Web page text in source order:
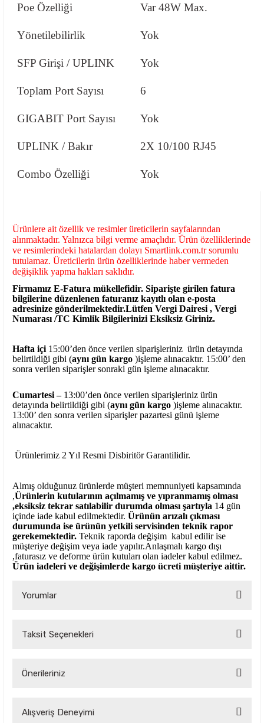
Poe Özelliği Var 48W Max.
Yönetilebilirlik Yok
SFP Girişi / UPLINK Yok
Toplam Port Sayısı 6
GIGABIT Port Sayısı Yok
UPLINK / Bakır 2X 10/100 RJ45
Combo Özelliği Yok
Ürünlere ait özellik ve resimler üreticilerin sayfalarından
alınmaktadır. Yalnızca bilgi verme amaçlıdır. Ürün özelliklerinde
ve resimlerindeki hatalardan dolayı Smartlink.com.tr sorumlu
tutulamaz. Üreticilerin ürün özelliklerinde haber vermeden
değişiklik yapma hakları saklıdır.
Firmamız E-Fatura mükellefidir. Siparişte girilen fatura
bilgilerine düzenlenen faturanız kayıtlı olan e-posta
adresinize gönderilmektedir.Lütfen Vergi Dairesi , Vergi
Numarası /TC Kimlik Bilgilerinizi Eksiksiz Giriniz.
Hafta içi 15:00’den önce verilen siparişleriniz ürün detayında
belirtildiği gibi (aynı gün kargo )işleme alınacaktır. 15:00’ den
sonra verilen siparişler sonraki gün işleme alınacaktır.
Cumartesi – 13:00’den önce verilen siparişleriniz ürün
detayında belirtildiği gibi (aynı gün kargo )işleme alınacaktır.
13:00’ den sonra verilen siparişler pazartesi günü işleme
alınacaktır.
Ürünlerimiz 2 Yıl Resmi Disbiritör Garantilidir.
Almış olduğunuz ürünlerde müşteri memnuniyeti kapsamında
,Ürünlerin kutularının açılmamış ve yıpranmamış olması
,eksiksiz tekrar satılabilir durumda olması şartıyla 14 gün
içinde iade kabul edilmektedir. Ürünün arızalı çıkması
durumunda ise ürünün yetkili servisinden teknik rapor
gerekemektedir. Teknik raporda değişim kabul edilir ise
müşteriye değişim veya iade yapılır.Anlaşmalı kargo dışı
,faturasız ve deforme ürün kutuları olan iadeler kabul edilmez.
Ürün iadeleri ve değişimlerde kargo ücreti müşteriye aittir.
Yorumlar
Taksit Seçenekleri
Önerileriniz
konularda yetersiz gördüğünüz noktaları öneri formunu
Alışveriş Deneyimi